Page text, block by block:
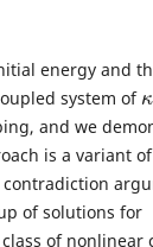
energy and
system of κ
and we
is a variant
of solutions for
of nonlinear